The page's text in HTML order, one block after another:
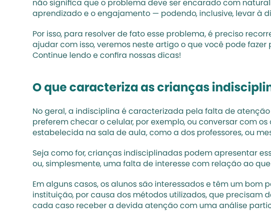
não significa que o problema deve ser encarado com
aprendizado e o engajamento — podendo, inclusive, levar à
Por isso, para resolver de fato esse problema, é preciso
ajudar com isso, veremos neste artigo o que você pode
Continue lendo e confira nossas dicas!
O que caracteriza as crianças
No geral, a indisciplina é caracterizada pela falta de
preferem checar o celular, por exemplo, ou conversar com
estabelecida na sala de aula, como a dos professores, ou
Seja como for, crianças indisciplinadas podem apresentar
ou, simplesmente, uma falta de interesse com relação ao
Em alguns casos, os alunos são interessados e têm um
instituição, por causa dos métodos utilizados, que precisam
cada caso receber a devida atenção com uma análise